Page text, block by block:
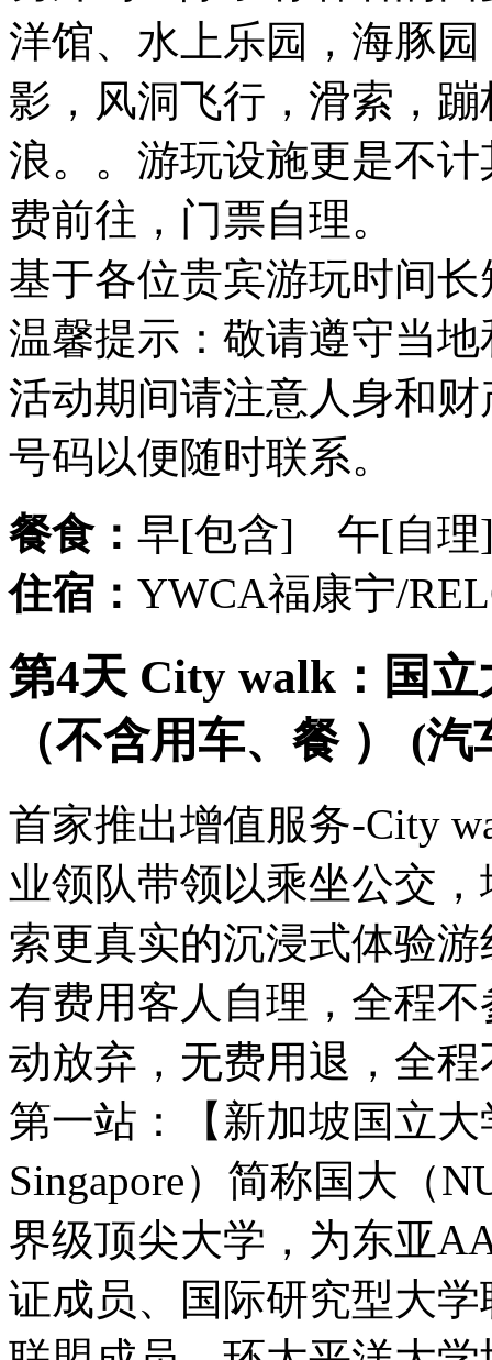
洋馆、水上乐园，海豚
影，风洞飞行，滑索，
浪。。游玩设施更是不
费前往，门票自理。
基于各位贵宾游玩时间
温馨提示：敬请遵守当
活动期间请注意人身和
号码以便随时联系。
餐食： 早[包含] 午[自
住宿： YWCA福康宁/
第4天 City walk：国
（不含用车、餐 ） (汽
首家推出增值服务-City
业领队带领以乘坐公交
索更真实的沉浸式体验
有费用客人自理，全程
动放弃，无费用退，全
第一站：【新加坡国立
Singapore）简称国大（
界级顶尖大学，为东亚
证成员、国际研究型大学